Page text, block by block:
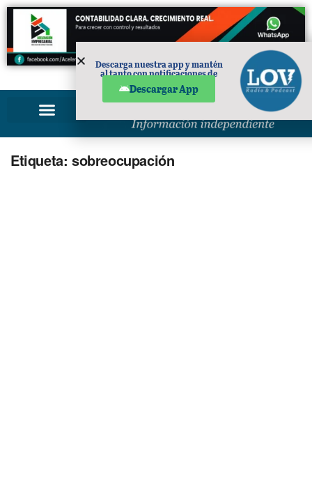
PUBLICIDAD
Etiqueta: sobreocupación
Descarga nuestra app y mantén
al tanto con notificaciones de
Descargar App